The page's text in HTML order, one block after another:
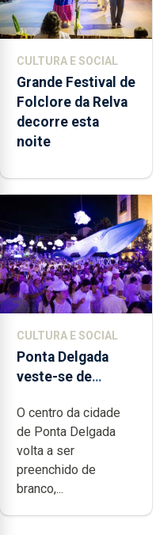
CULTURA E SOCIAL
Grande Festival de
Folclore da Relva
decorre esta
noite
CULTURA E SOCIAL
Ponta Delgada
veste-se de
O centro da cidade
de Ponta Delgada
volta a ser
preenchido de
branco,...